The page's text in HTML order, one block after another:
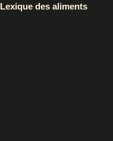
Lexique des aliments